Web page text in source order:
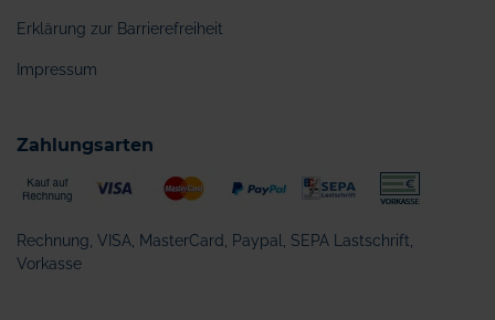
Erklärung zur Barrierefreiheit
Impressum
Zahlungsarten
Rechnung, VISA, MasterCard, Paypal, SEPA Lastschrift,
Vorkasse